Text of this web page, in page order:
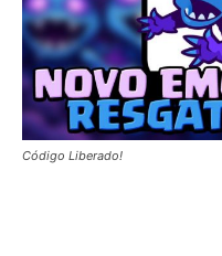
Código Liberado!